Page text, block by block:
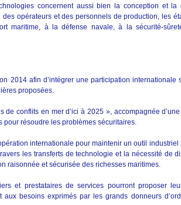
concernent aussi bien la conception et la
opérateurs et des personnels de production, les
maritime, à la défense navale, à la sécurité-
2014 afin d’intégrer une participation internationale
proposées.
de conflits en mer d’ici à 2025 », accompagnée
pour résoudre les problèmes sécuritaires.
internationale pour maintenir un outil industriel
les transferts de technologie et la nécessité de
raisonnée et sécurisée des richesses maritimes.
et prestataires de services pourront proposer
besoins exprimés par les grands donneurs